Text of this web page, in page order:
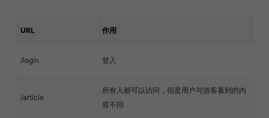
URL 作用
/login 登入
/article
所有人都可以访问，但是用户与游客看到的内
容不同